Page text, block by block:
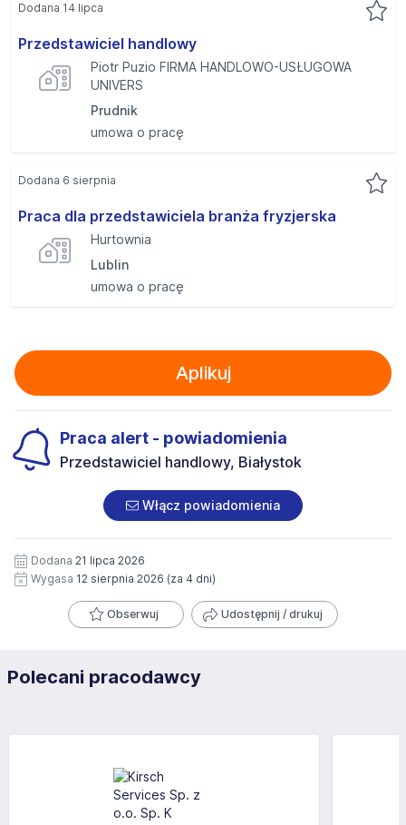
Przedstawiciel handlowy
Piotr Puzio FIRMA HANDLOWO-USŁUGOWA
UNIVERS
Prudnik
umowa o pracę
Dodana 14 lipca
Praca dla przedstawiciela branża fryzjerska
Hurtownia
Lublin
umowa o pracę
Dodana 6 sierpnia
Aplikuj
Praca alert - powiadomienia
Przedstawiciel handlowy, Białystok
Włącz powiadomienia
Dodana 21 lipca 2026
Wygasa 12 sierpnia 2026 (za 4 dni)
Obserwuj Udostępnij / drukuj
Polecani pracodawcy